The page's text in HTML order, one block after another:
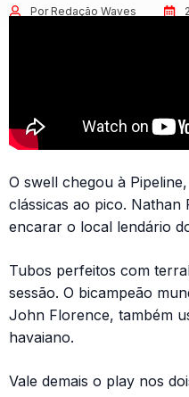
Por Redação Waves
O swell chegou à
clássicas ao pico.
encarar o local lendário
Tubos perfeitos com
sessão. O bicampeão
John Florence, também
havaiano.
Vale demais o play nos